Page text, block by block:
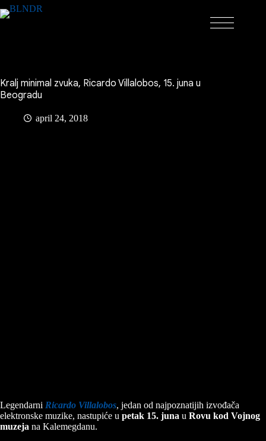
Skip
to
Kralj minimal zvuka, Ricardo Villalobos, 15. juna u
Beogradu
april 24, 2018
Legendarni Ricardo Villalobos, jedan od najpoznatijih izvođača
elektronske muzike, nastupiće u petak 15. juna u Rovu kod Vojnog
muzeja na Kalemegdanu.